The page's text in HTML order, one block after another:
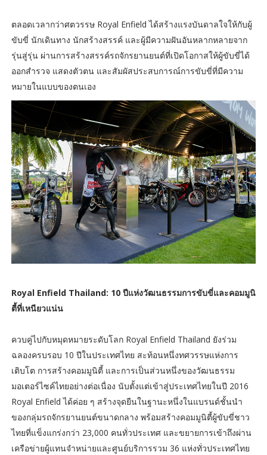
ตลอดเวลากว่าศตวรรษ Royal Enfield ได้สร้างแรงบันดาลใจให้กับผู้
ขับขี่ นักเดินทาง นักสร้างสรรค์ และผู้มีความฝันอันหลากหลายจาก
รุ่นสู่รุ่น ผ่านการสร้างสรรค์รถจักรยานยนต์ที่เปิดโอกาสให้ผู้ขับขี่ได้
ออกสำรวจ แสดงตัวตน และสัมผัสประสบการณ์การขับขี่ที่มีความ
หมายในแบบของตนเอง
Royal Enfield Thailand: 10 ปีแห่งวัฒนธรรมการขับขี่และคอมมูนิ
ตี้ที่เหนียวแน่น
ควบคู่ไปกับหมุดหมายระดับโลก Royal Enfield Thailand ยังร่วม
ฉลองครบรอบ 10 ปีในประเทศไทย สะท้อนหนึ่งทศวรรษแห่งการ
เติบโต การสร้างคอมมูนิตี้ และการเป็นส่วนหนึ่งของวัฒนธรรม
มอเตอร์ไซค์ไทยอย่างต่อเนื่อง นับตั้งแต่เข้าสู่ประเทศไทยในปี 2016
Royal Enfield ได้ค่อย ๆ สร้างจุดยืนในฐานะหนึ่งในแบรนด์ชั้นนำ
ของกลุ่มรถจักรยานยนต์ขนาดกลาง พร้อมสร้างคอมมูนิตี้ผู้ขับขี่ชาว
ไทยที่แข็งแกร่งกว่า 23,000 คนทั่วประเทศ และขยายการเข้าถึงผ่าน
เครือข่ายผู้แทนจำหน่ายและศูนย์บริการรวม 36 แห่งทั่วประเทศไทย